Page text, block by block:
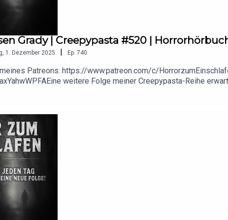
Grady | Creepypasta #520 |
1. Dezember 2025 | Ep. 740
Patreons: https://www.patreon.com/c/
weitere Folge meiner Creepypasta-Reihe
wiki/Hurricane_SeasonDer Autor dieser
wiki/User:CertainShadowsDie Creepypasta wurde